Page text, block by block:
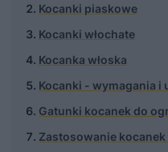
Kocanki piaskowe
Kocanki włochate
Kocanka włoska
Kocanki - wymagania i
Gatunki kocanek do
Zastosowanie